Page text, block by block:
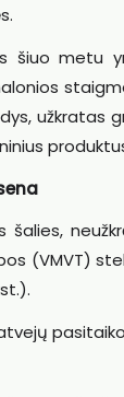
šiuo metu
užkratas
šalies,
(VMVT)